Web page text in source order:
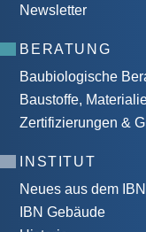
Newsletter
BERATUNG
Baubiologische
Baustoffe,
Zertifizierungen &
INSTITUT
Neues aus dem IBN
IBN Gebäude